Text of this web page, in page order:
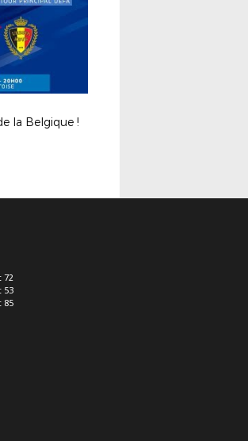
la Belgique !
72
53
85